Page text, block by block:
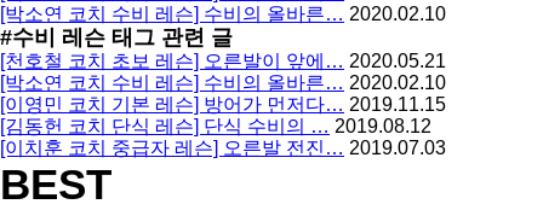
[박소연 코치 수비 레슨] 수비의 올바른… 2020.02.10
#수비 레슨 태그 관련 글
[천호철 코치 초보 레슨] 오른발이 앞에… 2020.05.21
[박소연 코치 수비 레슨] 수비의 올바른… 2020.02.10
[이영민 코치 기본 레슨] 방어가 먼저다… 2019.11.15
[김동헌 코치 단식 레슨] 단식 수비의 … 2019.08.12
[이치훈 코치 중급자 레슨] 오른발 전진… 2019.07.03
BEST